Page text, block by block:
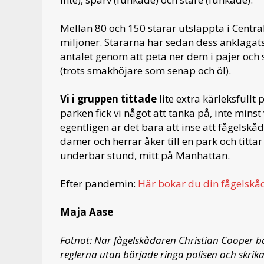
Mellan 80 och 150 starar utsläppta i
miljoner. Stararna har sedan dess
antalet genom att peta ner dem i pajer
(trots smakhöjare som senap och öl).
Vi i gruppen tittade lite extra kärleksfullt
parken fick vi något att tänka på, inte
egentligen är det bara att inse att
damer och herrar åker till en park och
underbar stund, mitt på Manhattan.
Efter pandemin: Här bokar du din
Maja Aase
Fotnot: När fågelskådaren Christian Cooper
reglerna utan började ringa polisen och